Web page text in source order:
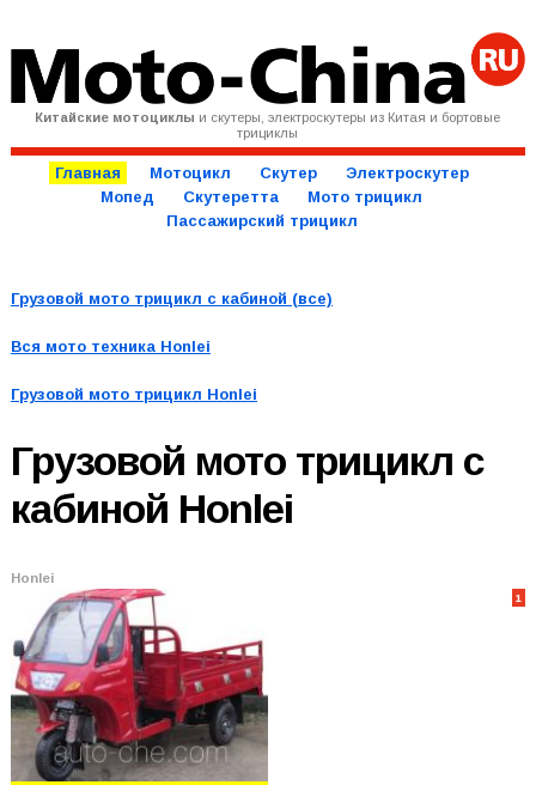
Китайские мотоциклы и скутеры, электроскутеры из Китая и бортовые
трициклы
Главная Мотоцикл Скутер
Электроскутер
Мопед
Скутеретта
Мото трицикл
Пассажирский трицикл
Грузовой мото трицикл с кабиной (все)
Вся мото техника Honlei
Грузовой мото трицикл Honlei
Грузовой мото трицикл с
кабиной Honlei
Honlei
1